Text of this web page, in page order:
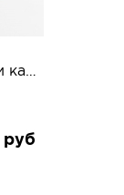
Пальто-жакет из шерсти и кашемира Лионелла
руб